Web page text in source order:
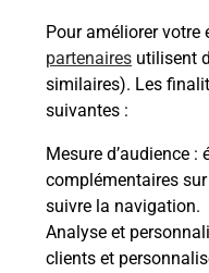
Pour améliorer votre
partenaires utilisent
similaires). Les
suivantes :
Mesure d’audience :
complémentaires
suivre la navigation.
Analyse et
clients et
Vous souhaitez
MARSEILLE SAINT
toutes les solutions
Questions